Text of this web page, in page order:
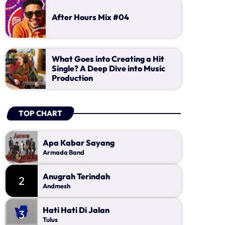
Mendengarkan lagu dangdut memang asyik, maka
jangan biarkan jari dan kaki anda tidak bisa
terkendali terbawa alunan musik dangdut. waktunya
untuk ikutan dengan request atau sekedar kasih
1 Apa Kabar Sayang
Armada Band
2 Anugrah Terindah
3 Hati Hati Di Jalan
Tulus
FULL TRACKLIST
CATEGORIES
Upcoming shows
kamu seneng deh...
After Hours Mix #04
What Goes into Creating a Hit
Single? A Deep Dive into Music
Production
TOP CHART
1 Apa Kabar Sayang
Armada Band
2 Anugrah Terindah
Andmesh
3 Hati Hati Di Jalan
Tulus